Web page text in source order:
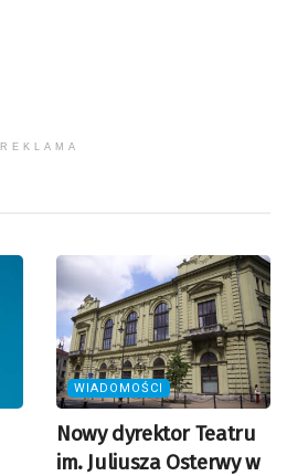
REKLAMA
WIADOMOŚCI
Nowy dyrektor Teatru
im. Juliusza Osterwy w